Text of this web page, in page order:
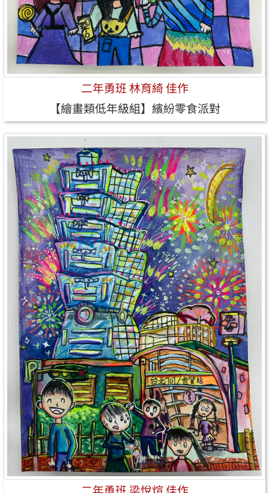
二年勇班 林育綺 佳作
【繪畫類低年級組】繽紛零食派對